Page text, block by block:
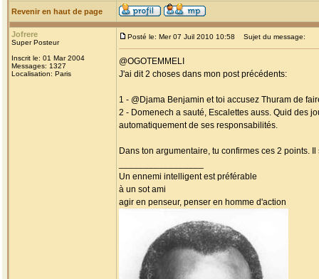
Revenir en haut de page
Jofrere
Super Posteur
Inscrit le: 01 Mar 2004
Messages: 1327
Localisation: Paris
Posté le: Mer 07 Juil 2010 10:58 Sujet du message:
@OGOTEMMELI
J'ai dit 2 choses dans mon post précédents:
1 - @Djama Benjamin et toi accusez Thuram de
2 - Domenech a sauté, Escalettes auss. Quid des
automatiquement de ses responsabilités.
Dans ton argumentaire, tu confirmes ces 2 points.
Un ennemi intelligent est préférable
à un sot ami
agir en penseur, penser en homme d'action